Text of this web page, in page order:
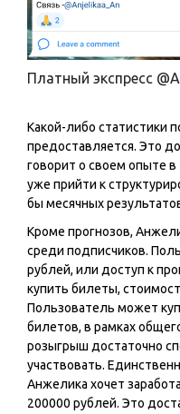
Платный экспресс
Какой-либо статистики
предоставляется. Это
говорит о своем опыте
уже прийти к
бы месячных
Кроме прогнозов,
среди подписчиков.
рублей, или доступ к
купить билеты,
Пользователь может
билетов, в рамках
розыгрыш достаточно
участвовать.
Анжелика хочет
200000 рублей. Это